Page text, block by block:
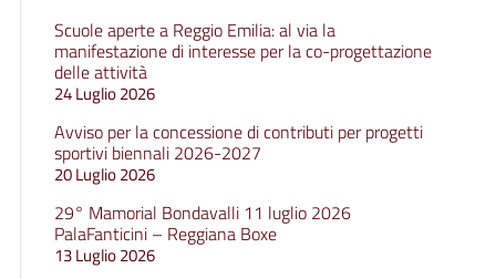
Scuole aperte a Reggio Emilia: al via la
manifestazione di interesse per la co-progettazione
delle attività
24 Luglio 2026
Avviso per la concessione di contributi per progetti
sportivi biennali 2026-2027
20 Luglio 2026
29° Mamorial Bondavalli 11 luglio 2026
PalaFanticini – Reggiana Boxe
13 Luglio 2026